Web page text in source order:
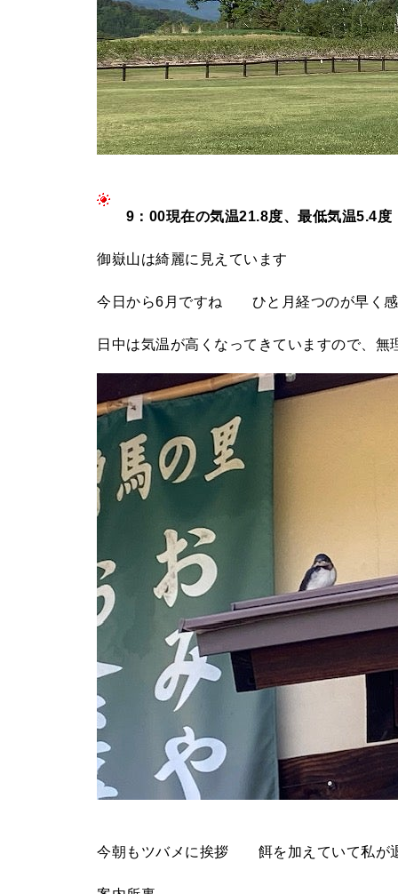
9：00現在の気温21.8度、最低気温5.4度
御嶽山は綺麗に見えています
今日から6月ですね ひと月経つのが早く
日中は気温が高くなってきていますので、
今朝もツバメに挨拶 餌を加えていて私が